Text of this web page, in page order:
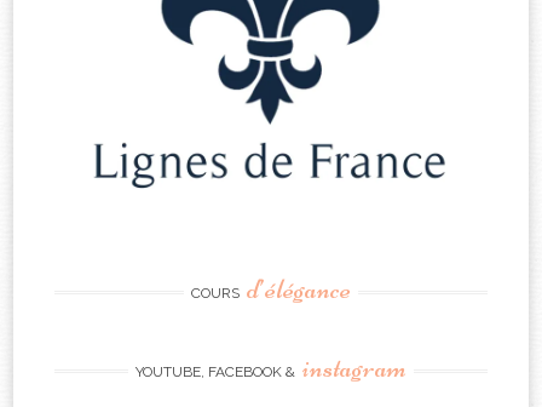
COURS d’élégance
YOUTUBE, FACEBOOK & instagram